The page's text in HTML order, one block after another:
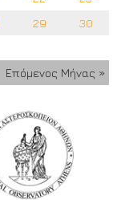
29
30
Επόμενος Μήνας »